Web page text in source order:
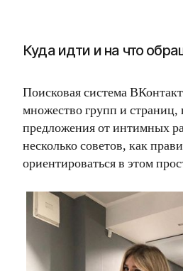
Куда идти и на что
Поисковая система
множество групп и страниц,
предложения от интимных
несколько советов, как
ориентироваться в этом